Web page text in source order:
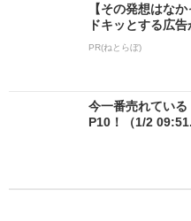
【その発想はな
ドキッとする広告
PR(ねとらぼ)
今一番売れてい
P10！（1/2